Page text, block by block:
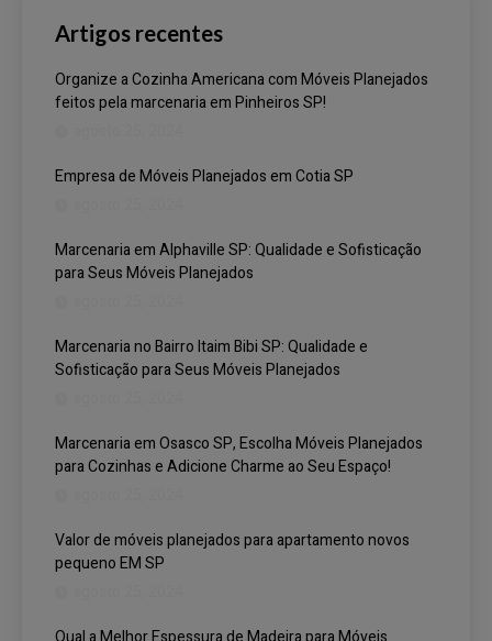
Artigos recentes
Organize a Cozinha Americana com Móveis Planejados
feitos pela marcenaria em Pinheiros SP!
Empresa de Móveis Planejados em Cotia SP
Marcenaria em Alphaville SP: Qualidade e Sofisticação
para Seus Móveis Planejados
Marcenaria no Bairro Itaim Bibi SP: Qualidade e
Sofisticação para Seus Móveis Planejados
Marcenaria em Osasco SP, Escolha Móveis Planejados
para Cozinhas e Adicione Charme ao Seu Espaço!
Valor de móveis planejados para apartamento novos
pequeno EM SP